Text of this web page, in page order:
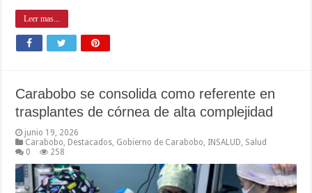
Leer mas...
Carabobo se consolida como referente en
trasplantes de córnea de alta complejidad
junio 19, 2026
Carabobo Destacados Gobierno de Carabobo INSALUD Salud
0
258